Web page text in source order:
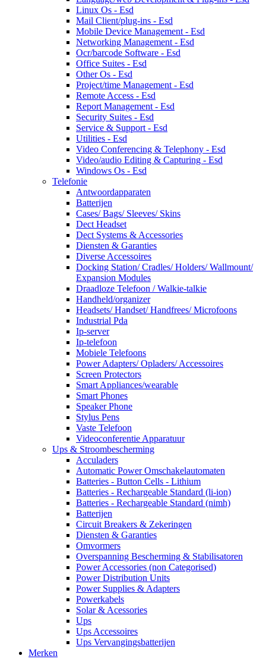
Linux Os - Esd
Mail Client/plug-ins - Esd
Mobile Device Management - Esd
Networking Management - Esd
Ocr/barcode Software - Esd
Office Suites - Esd
Other Os - Esd
Project/time Management - Esd
Remote Access - Esd
Report Management - Esd
Security Suites - Esd
Service & Support - Esd
Utilities - Esd
Video Conferencing & Telephony - Esd
Video/audio Editing & Capturing - Esd
Windows Os - Esd
Telefonie
Antwoordapparaten
Batterijen
Cases/ Bags/ Sleeves/ Skins
Dect Headset
Dect Systems & Accessories
Diensten & Garanties
Diverse Accessoires
Docking Station/ Cradles/ Holders/ Wallmount/
Expansion Modules
Draadloze Telefoon / Walkie-talkie
Handheld/organizer
Headsets/ Handset/ Handfrees/ Microfoons
Industrial Pda
Ip-server
Ip-telefoon
Mobiele Telefoons
Power Adapters/ Opladers/ Accessoires
Screen Protectors
Smart Appliances/wearable
Smart Phones
Speaker Phone
Stylus Pens
Vaste Telefoon
Videoconferentie Apparatuur
Ups & Stroombescherming
Acculaders
Automatic Power Omschakelautomaten
Batteries - Button Cells - Lithium
Batteries - Rechargeable Standard (li-ion)
Batteries - Rechargeable Standard (nimh)
Batterijen
Circuit Breakers & Zekeringen
Diensten & Garanties
Omvormers
Overspanning Bescherming & Stabilisatoren
Power Accessories (non Categorised)
Power Distribution Units
Power Supplies & Adapters
Powerkabels
Solar & Acessories
Ups
Ups Accessoires
Ups Vervangingsbatterijen
Merken